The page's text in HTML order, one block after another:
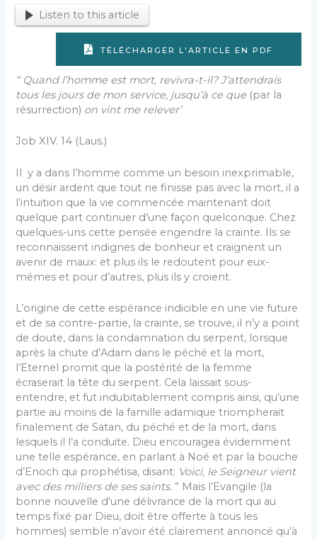
Listen to this article
TÉLÉCHARGER L'ARTICLE EN PDF
“ Quand l’homme est mort, revivra-t-il? J’attendrais
tous les jours de mon service, jusqu’à ce que(par la
résurrection) on vint me relever’
Job XIV. 14 (Laus.)
Il y a dans l’homme comme un besoin inexprimable,
un désir ardent que tout ne finisse pas avec la mort, il a
l’intuition que la vie commencée maintenant doit
quelque part continuer d’une façon quelconque. Chez
quelques-uns cette pensée engendre la crainte. Ils se
reconnaissent indignes de bonheur et craignent un
avenir de maux: et plus ils le redoutent pour eux-
mêmes et pour d’autres, plus ils y croient.
L’origine de cette espérance indicible en une vie future
et de sa contre-partie, la crainte, se trouve, il n’y a point
de doute, dans la condamnation du serpent, lorsque
après la chute d’Adam dans le péché et la mort,
l’Eternel promit que la postérité de la femme
écraserait la tête du serpent. Cela laissait sous-
entendre, et fut indubi­tablement compris ainsi, qu’une
partie au moins de la famille adamique triompherait
finalement de Satan, du péché et de la mort, dans
lesquels il l’a conduite. Dieu encouragea évidemment
une telle espérance, en parlant à Noé et par la bouche
d’Enoch qui prophétisa, disant: Voici, le Seigneur vient
avec des milliers de ses saints. ” Mais l’Evangile (la
bonne nouvelle d’une délivrance de la mort qui au
temps fixé par Dieu, doit être offerte à tous les
hommes) semble n’avoir été clairement an­noncé qu’à